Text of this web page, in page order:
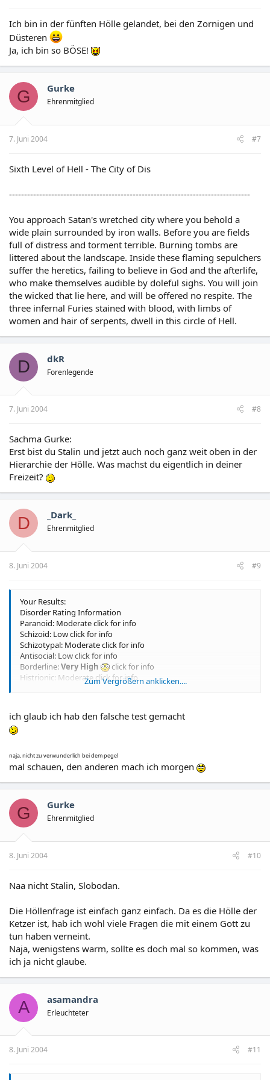
Ich bin in der fünften Hölle gelandet, bei den Zornigen und
Düsteren
Ja, ich bin so BÖSE!
G Gurke
Ehrenmitglied
7. Juni 2004 #7
Sixth Level of Hell - The City of Dis
--------------------------------------------------------------------------------
You approach Satan's wretched city where you behold a
wide plain surrounded by iron walls. Before you are fields
full of distress and torment terrible. Burning tombs are
littered about the landscape. Inside these flaming sepulchers
suffer the heretics, failing to believe in God and the afterlife,
who make themselves audible by doleful sighs. You will join
the wicked that lie here, and will be offered no respite. The
three infernal Furies stained with blood, with limbs of
women and hair of serpents, dwell in this circle of Hell.
D dkR
Forenlegende
7. Juni 2004 #8
Sachma Gurke:
Erst bist du Stalin und jetzt auch noch ganz weit oben in der
Hierarchie der Hölle. Was machst du eigentlich in deiner
Freizeit?
D _Dark_
Ehrenmitglied
8. Juni 2004 #9
Your Results:
Disorder Rating Information
Paranoid: Moderate click for info
Schizoid: Low click for info
Schizotypal: Moderate click for info
Antisocial: Low click for info
Borderline:Very High
click for info
Histrionic: Moderate click for info
Narcissistic: Moderate click for info
Obsessive-Compulsive: Low click for info
Zum Vergrößern anklicken....
ich glaub ich hab den falsche test gemacht
naja, nicht zu verwunderlich bei dem pegel
mal schauen, den anderen mach ich morgen
G Gurke
Ehrenmitglied
8. Juni 2004 #10
Naa nicht Stalin, Slobodan.
Die Höllenfrage ist einfach ganz einfach. Da es die Hölle der
Ketzer ist, hab ich wohl viele Fragen die mit einem Gott zu
tun haben verneint.
Naja, wenigstens warm, sollte es doch mal so kommen, was
ich ja nicht glaube.
A asamandra
Erleuchteter
8. Juni 2004 #11